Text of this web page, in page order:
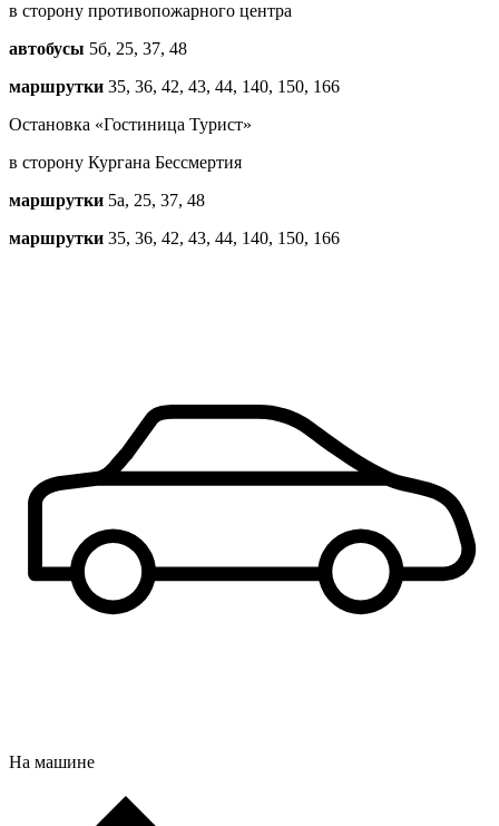
в сторону противопожарного центра
автобусы 5б, 25, 37, 48
маршрутки 35, 36, 42, 43, 44, 140, 150, 166
Остановка «Гостиница Турист»
в сторону Кургана Бессмертия
маршрутки 5a, 25, 37, 48
маршрутки 35, 36, 42, 43, 44, 140, 150, 166
На машине